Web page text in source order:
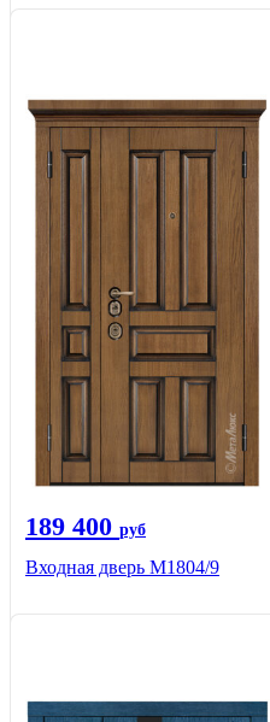
189 400 руб
Входная дверь М1804/9